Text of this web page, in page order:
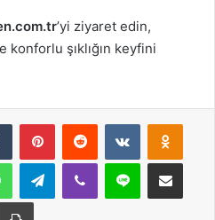
’yi ziyaret edin,
konforlu şıklığın keyfini
Tumblr PinterestReddit VKontakte
WhatsAppTelegramViber Line E-Posta ile
Yazdır